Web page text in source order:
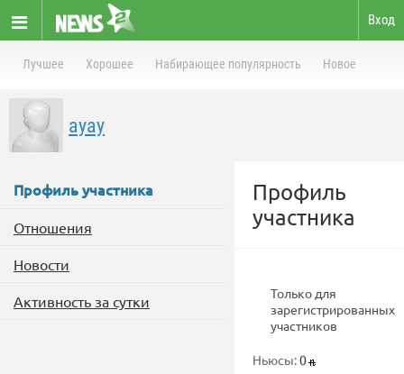
Вход
Лучшее Хорошее Набирающее популярность Новое
ayay
Профиль участника
Отношения
Новости
Активность за сутки
Профиль
участника
Только для
зарегистрированных
участников
Ньюсы:0